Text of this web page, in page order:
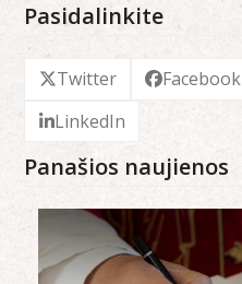
Pasidalinkite
Twitter Facebook
LinkedIn
Panašios naujienos